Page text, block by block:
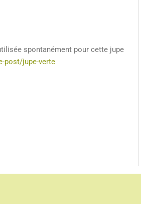
spontanément pour cette jupe
post/jupe-verte